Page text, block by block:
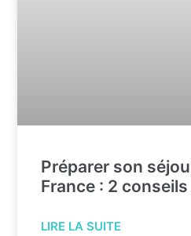
Préparer son
France : 2
LIRE LA SUITE